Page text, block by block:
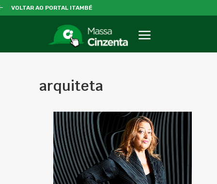
VOLTAR AO PORTAL ITAMBÉ
arquiteta